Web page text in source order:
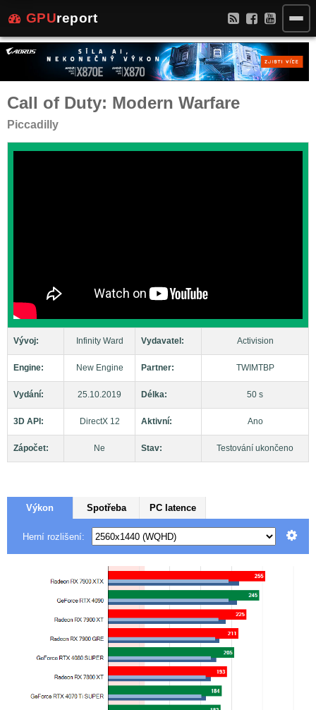
GPUreport
Call of Duty: Modern Warfare
Piccadilly
Vývoj: Infinity Ward Vydavatel: Activision
Engine: New Engine Partner: TWIMTBP
Vydání: 25.10.2019 Délka: 50 s
3D API: DirectX 12 Aktivní: Ano
Zápočet: Ne Stav: Testování ukončeno
Výkon Spotřeba PC latence
Herní rozlišení: